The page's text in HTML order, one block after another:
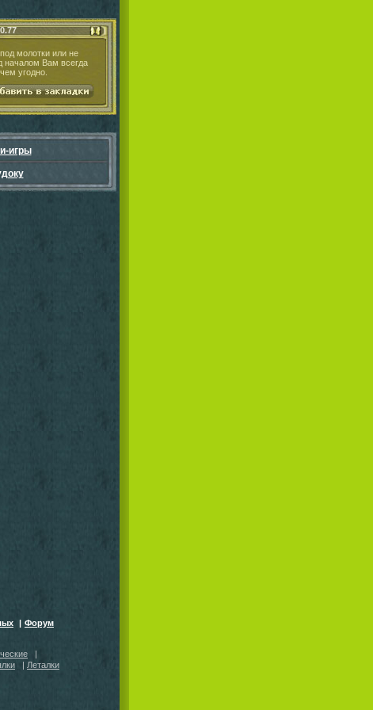
молотки или не
началом Вам всегда
угодно.
игры
| Форум
|
| Леталки